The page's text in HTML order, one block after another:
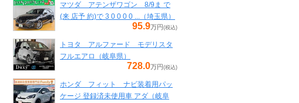
マツダ アテンザワゴン 8/9ま で
(来 店予 約)で 3 0 0 0 0 ...（埼玉県）
95.9万円 (税込)
トヨタ アルファード モデリスタ
フルエアロ（岐阜県）
728.0万円 (税込)
ホンダ フィット ナビ装着用パッ
ケージ 登録済未使用車 アダ（岐阜